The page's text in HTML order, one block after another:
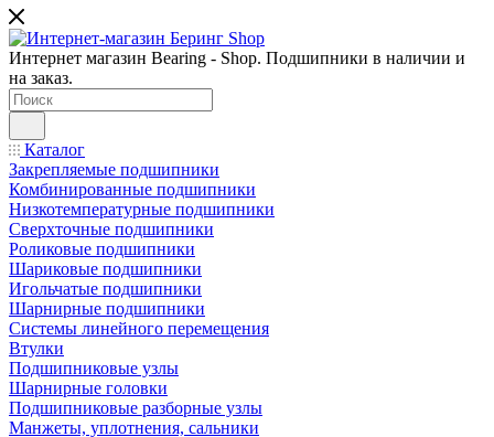
Интернет магазин Bearing - Shop. Подшипники в наличии и
на заказ.
Каталог
Закрепляемые подшипники
Комбинированные подшипники
Низкотемпературные подшипники
Сверхточные подшипники
Роликовые подшипники
Шариковые подшипники
Игольчатые подшипники
Шарнирные подшипники
Системы линейного перемещения
Втулки
Подшипниковые узлы
Шарнирные головки
Подшипниковые разборные узлы
Манжеты, уплотнения, сальники